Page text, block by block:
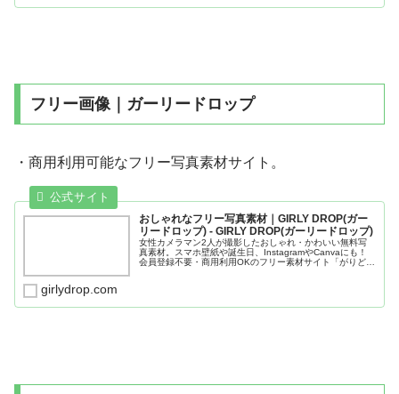
フリー画像｜ガーリードロップ
・商用利用可能なフリー写真素材サイト。
おしゃれなフリー写真素材｜GIRLY DROP(ガー
リードロップ) - GIRLY DROP(ガーリードロップ)
女性カメラマン2人が撮影したおしゃれ・かわいい無料写
真素材。スマホ壁紙や誕生日、InstagramやCanvaにも！
会員登録不要・商用利用OKのフリー素材サイト「がりど
girlydrop.com